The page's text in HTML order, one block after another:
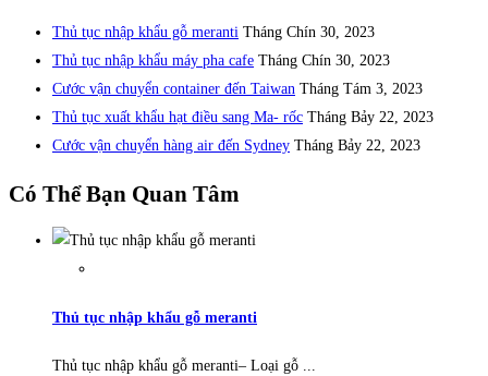
Thủ tục nhập khẩu gỗ meranti Tháng Chín 30, 2023
Thủ tục nhập khẩu máy pha cafe Tháng Chín 30, 2023
Cước vận chuyển container đến Taiwan Tháng Tám 3, 2023
Thủ tục xuất khẩu hạt điều sang Ma- rốc Tháng Bảy 22, 2023
Cước vận chuyển hàng air đến Sydney Tháng Bảy 22, 2023
Có Thể Bạn Quan Tâm
Thủ tục nhập khẩu gỗ meranti
Thủ tục nhập khẩu gỗ meranti– Loại gỗ ...